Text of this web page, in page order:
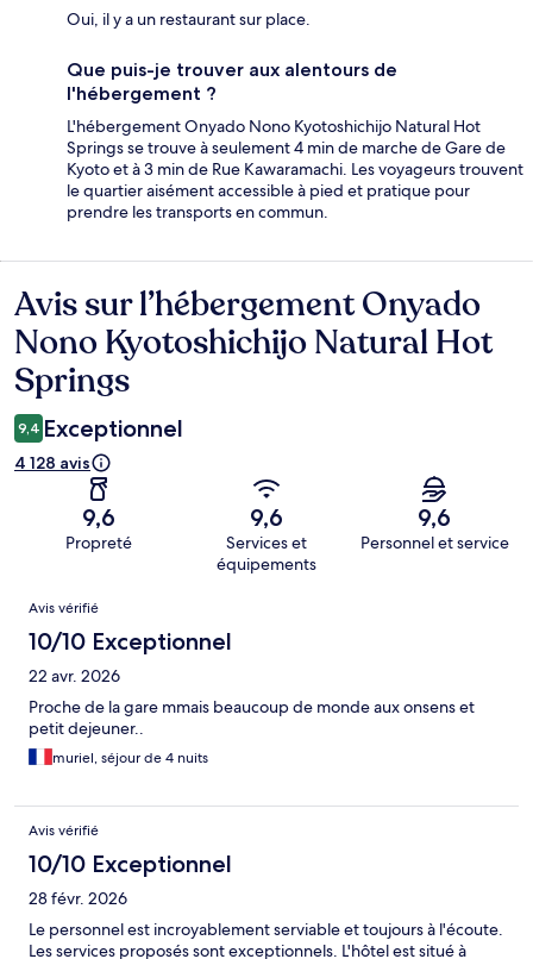
Oui, il y a un restaurant sur place.
Que puis-je trouver aux alentours de
l'hébergement ?
L'hébergement Onyado Nono Kyotoshichijo Natural Hot
Springs se trouve à seulement 4 min de marche de Gare de
Kyoto et à 3 min de Rue Kawaramachi. Les voyageurs trouvent
le quartier aisément accessible à pied et pratique pour
prendre les transports en commun.
Avis
Avis sur l’hébergement Onyado
Nono Kyotoshichijo Natural Hot
Springs
9,4 Exceptionnel
4 128 avis
9,6
Propreté
9,6
Services et
équipements
9,6
Personnel et service
Avis
Avis vérifié
10/10 Exceptionnel
22 avr. 2026
Proche de la gare mmais beaucoup de monde aux onsens et
petit dejeuner..
muriel, séjour de 4 nuits
Avis vérifié
10/10 Exceptionnel
28 févr. 2026
Le personnel est incroyablement serviable et toujours à l'écoute.
Les services proposés sont exceptionnels. L'hôtel est situé à